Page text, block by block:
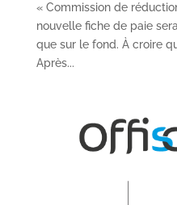
« Commission de
nouvelle fiche de paie
que sur le fond. À croire
Après...